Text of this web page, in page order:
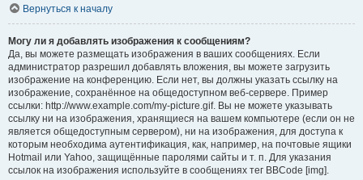
Вернуться к началу
Могу ли я добавлять изображения к сообщениям?
Да, вы можете размещать изображения в ваших сообщениях. Если
администратор разрешил добавлять вложения, вы можете загрузить
изображение на конференцию. Если нет, вы должны указать ссылку на
изображение, сохранённое на общедоступном веб-сервере. Пример
ссылки: http://www.example.com/my-picture.gif. Вы не можете указывать
ссылку ни на изображения, хранящиеся на вашем компьютере (если он не
является общедоступным сервером), ни на изображения, для доступа к
которым необходима аутентификация, как, например, на почтовые ящики
Hotmail или Yahoo, защищённые паролями сайты и т. п. Для указания
ссылок на изображения используйте в сообщениях тег BBCode [img].